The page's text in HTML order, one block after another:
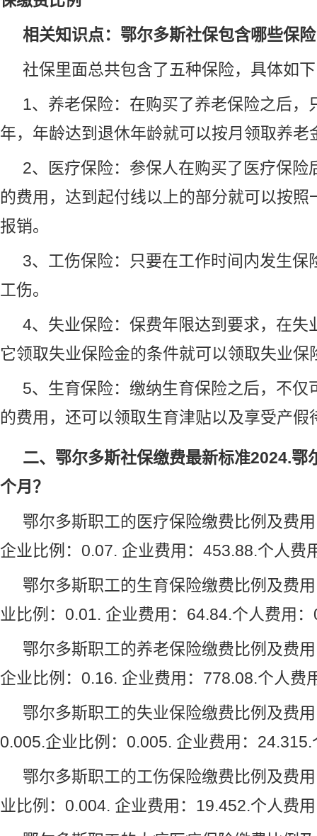
相关知识点：鄂尔多斯社保包含哪些保险
社保里面总共包含了五种保险，具体如
1、 养老保险：在购买了养老保险之后，
年，年龄达到退休年龄就可以按月领取养老
2、
医疗保险：参保人在购买了医疗保险
的费用，达到起付线以上的部分就可以按照
报销。
3、 工伤保险：只要在工作时间内发生保
工伤。
4、 失业保险：保费年限达到要求，在失
它领取失业保险金的条件就可以领取失业保
5、 生育保险：缴纳生育保险之后，不仅
的费用，还可以领取生育津贴以及享受产假
二、鄂尔多斯社保缴费最新标准2024.鄂
个月？
鄂尔多斯职工的医疗保险缴费比例及费
企业比例：0.07. 企业费用：453.88.个人费
鄂尔多斯职工的生育保险缴费比例及费
业比例：0.01. 企业费用：64.84.个人费用：
鄂尔多斯职工的养老保险缴费比例及费
企业比例：0.16. 企业费用：778.08.个人费
鄂尔多斯职工的失业保险缴费比例及费
0.005.企业比例：0.005. 企业费用：
鄂尔多斯职工的工伤保险缴费比例及费
业比例：0.004. 企业费用：19.452.个人费